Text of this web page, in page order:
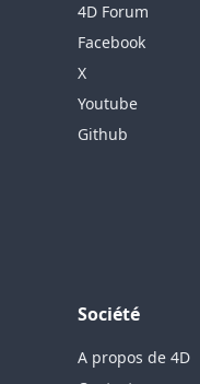
4D Forum
Facebook
X
Youtube
Github
Société
A propos de 4D